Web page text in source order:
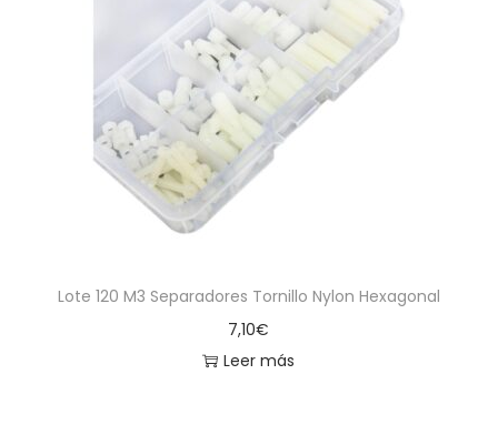
c
i
ó
n
d
o
Lote 120 M3 Separadores Tornillo Nylon Hexagonal
7,10€
Leer más